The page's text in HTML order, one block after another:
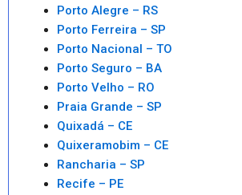
Porto Alegre – RS
Porto Ferreira – SP
Porto Nacional – TO
Porto Seguro – BA
Porto Velho – RO
Praia Grande – SP
Quixadá – CE
Quixeramobim – CE
Rancharia – SP
Recife – PE